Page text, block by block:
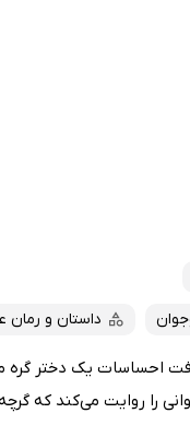
داستان و رمان
احساسات یک دختر
را روایت می‌کند که